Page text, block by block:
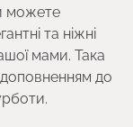
можете
та ніжні
мами. Така
до